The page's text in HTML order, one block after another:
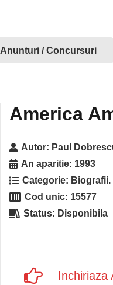
Anunturi / Concursuri
America
Autor: Paul
An aparitie: 1993
Categorie:
Cod unic: 15577
Status: Disponibila
Inchiriaza